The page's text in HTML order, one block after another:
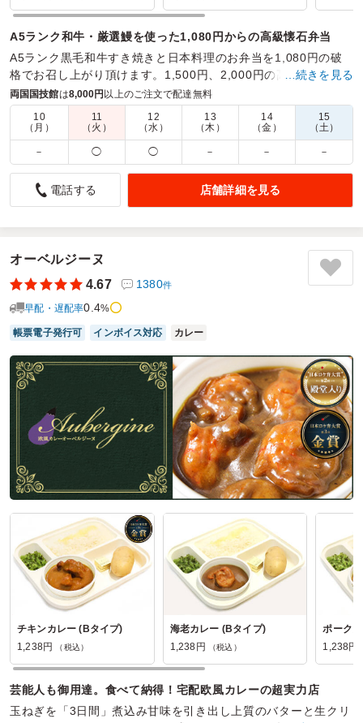
A5ランク和牛・厳選鰻を使った1,080円からの高級懐石弁当
A5ランク黒毛和牛すき焼きと日本料理のお弁当を1,080円の破
格でお召し上がり頂けます。1,500円、2,000円の高コスパ高級
懐石もご用意しておりますのでご覧下さい。
商品数： 締切日時： 1日前12:00 価格帯：
1,080円～2,900円
配達時間：
7:00～23:00
12マス弁当、見た目も中味もとても満足できました。
5.0
足、旅行の楽しみを倍にしてくれました。ありがとうござい
ます。3種類のお弁当を選びましたが、その中の一番人気、
旅行を引き立てる立役者でした。
参加者の年齢：不明男女比：女性多め
東京都墨田区横川2024/09/22
日本料理 忠正の口コミをもっと見る
…続きを見る
両国国技館は8,000円以上のご注文で配達無料
10
（月）
11
（火）
12
（水）
13
（木）
14
（金）
15
（土）
－ ◯ ◯ － － －
電話する 店舗詳細を見る
オーベルジーヌ
4.67
1380件
早配・遅配率0.4%
帳票電子発行可 インボイス対応 カレー
チキンカレー (Bタイプ)
1,238円
（税込）
海老カレー (Bタイプ)
1,238円
（税込）
ポーク
1,238円
芸能人も御用達。食べて納得！宅配欧風カレーの超実力店
玉ねぎを「3日間」煮込み甘味を引き出し上質のバターと生クリ